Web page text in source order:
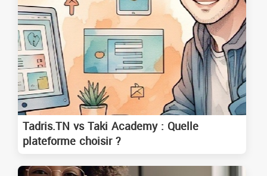
Tadris.TN vs Taki Academy : Quelle
plateforme choisir ?